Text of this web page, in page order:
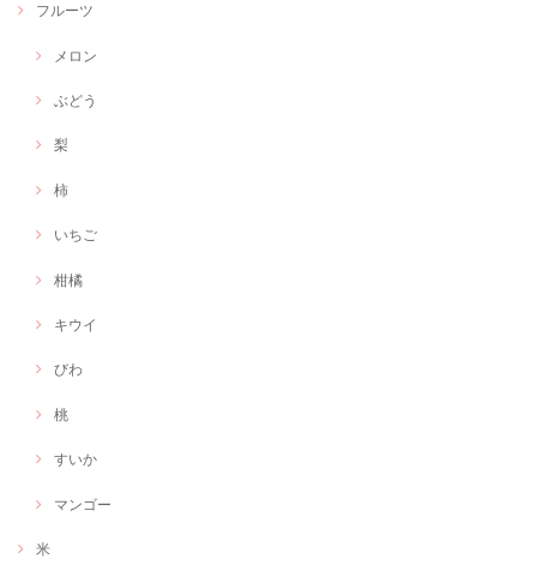
フルーツ
メロン
ぶどう
梨
柿
いちご
柑橘
キウイ
びわ
桃
すいか
マンゴー
米